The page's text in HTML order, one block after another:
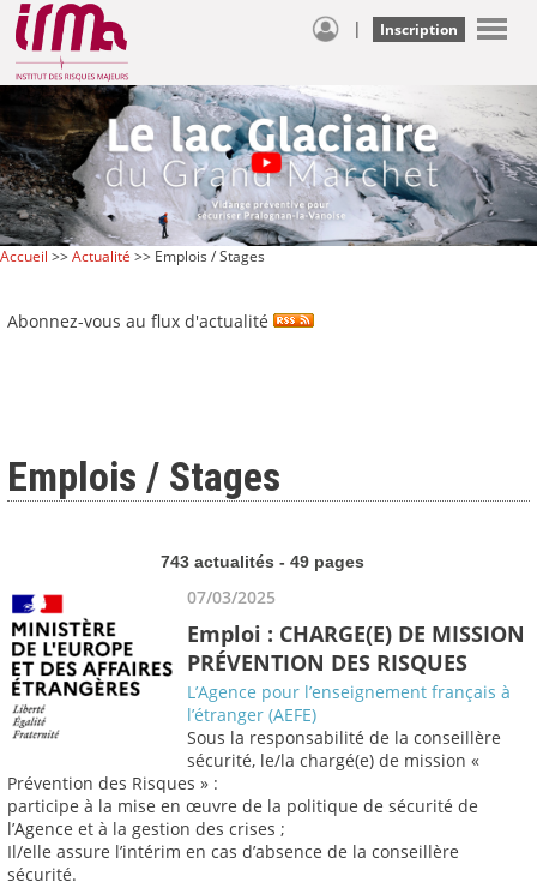
| Inscription
Accueil >>Actualité >> Emplois / Stages
Abonnez-vous au flux d'actualité
Emplois / Stages
743 actualités - 49 pages
07/03/2025
Emploi : CHARGE(E) DE MISSION
PRÉVENTION DES RISQUES
L’Agence pour l’enseignement français à
l’étranger (AEFE)
Sous la responsabilité de la conseillère
sécurité, le/la chargé(e) de mission «
Prévention des Risques » :
participe à la mise en œuvre de la politique de sécurité de
l’Agence et à la gestion des crises ;
Il/elle assure l’intérim en cas d’absence de la conseillère
sécurité.